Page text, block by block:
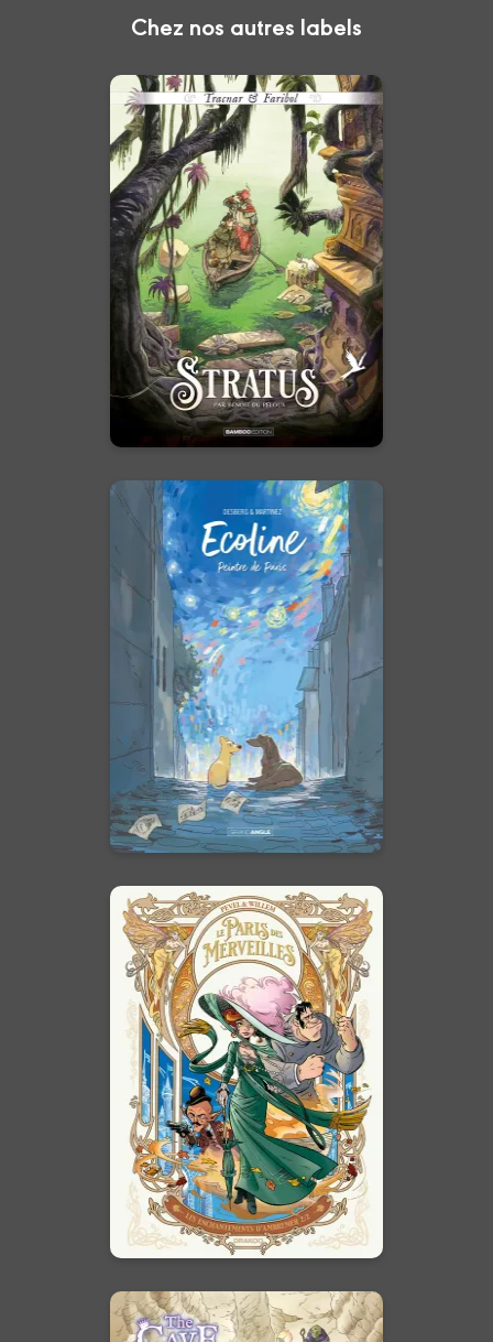
Chez nos autres labels
Tracnar et Faribol
Tome 02
Date de parution :
02/03/2022
Une aventure animalière pleine
d’action et de magie !
En voir +
Ecoline
Vol. 02 - Histoire
Complète
Date de parution :
11/01/2023
Qui donc a jamais entendu
parler d’une chienne qui peint ?
En voir +
Le Paris des
Merveilles
Vol. 02
Date de parution :
15/11/2023
Bienvenue dans le Paris des
Merveilles !
En voir +